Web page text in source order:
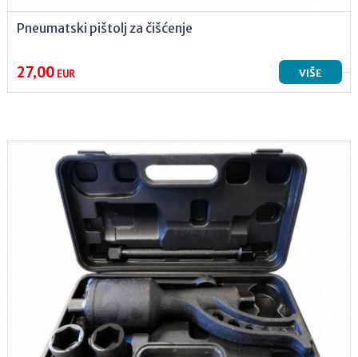
Pneumatski pištolj za čišćenje
27,00EUR VIŠE